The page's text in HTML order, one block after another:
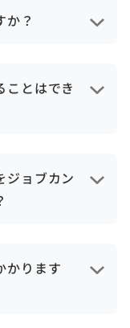
様からの
か？
だけで、簡
ます。
ムページ
ことはでき
の3つの権
利用し
ジョブカン
をアップ
きます。
かります